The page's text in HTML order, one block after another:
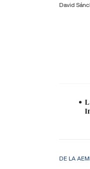
David
DE LA